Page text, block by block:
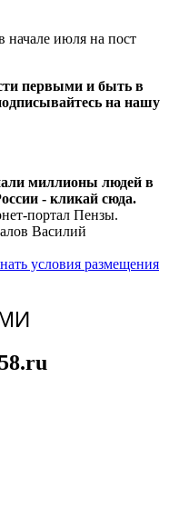
июля на пост
первыми и быть в
на нашу
миллионы людей в
- кликай сюда.
портал Пензы.
Василий
условия размещения